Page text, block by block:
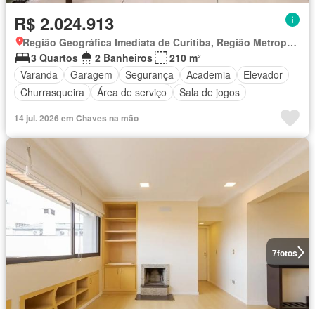
R$ 2.024.913
Região Geográfica Imediata de Curitiba, Região Metropolitana de Curitiba
3 Quartos
2 Banheiros
210 m²
Varanda
Garagem Segurança Academia
Elevador
Churrasqueira
Área de serviço Sala de jogos
14 jul. 2026 em Chaves na mão
7fotos